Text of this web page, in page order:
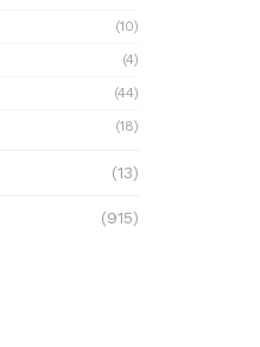
(10)
(4)
(44)
(18)
(13)
(915)